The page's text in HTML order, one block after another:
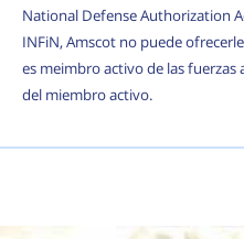
National Defense Authorization
INFiN, Amscot no puede
es meimbro activo de las
del miembro activo.